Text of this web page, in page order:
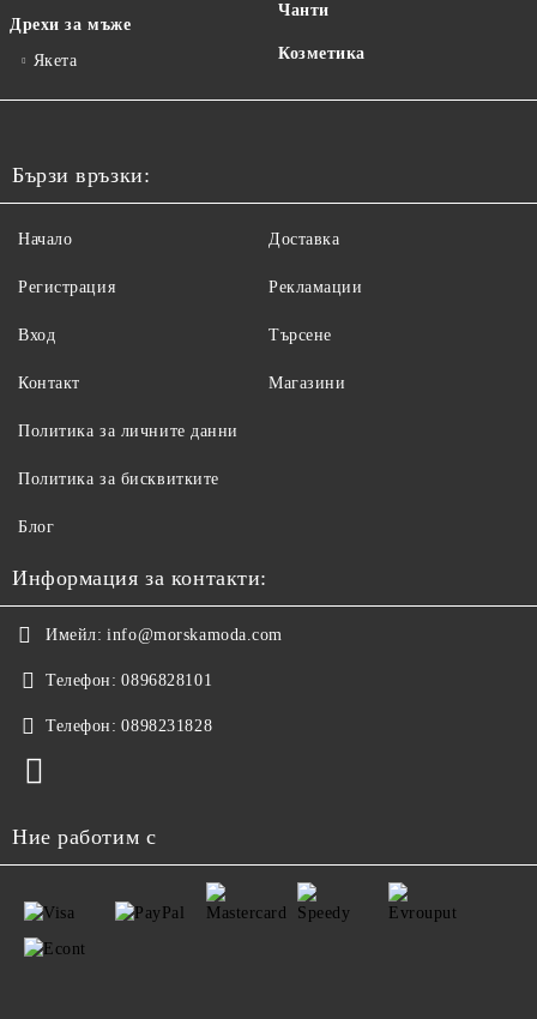
Дрехи за мъже
Якета
Чанти
Козметика
Бързи връзки:
Начало
Регистрация
Вход
Контакт
Доставка
Рекламации
Търсене
Магазини
Политика за личните данни
Политика за бисквитките
Блог
Информация за контакти:
Имейл: info@morskamoda.com
Телефон: 0896828101
Телефон: 0898231828
Ние работим с